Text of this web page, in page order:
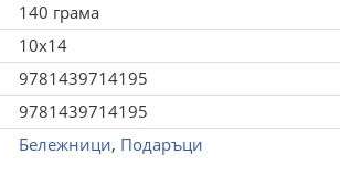
140 грама
10x14
9781439714195
9781439714195
Бележници, Подаръци